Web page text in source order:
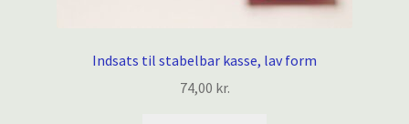
Indsats til stabelbar kasse, lav form
74,00 kr.